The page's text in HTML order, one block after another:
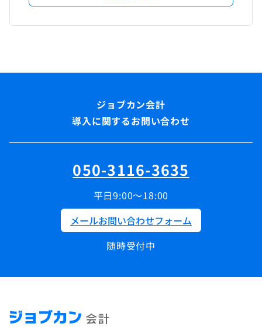
導入に関するお問い合わせ
050-3116-3635
平日9:00～18:00
メールお問い合わせフォーム
随時受付中